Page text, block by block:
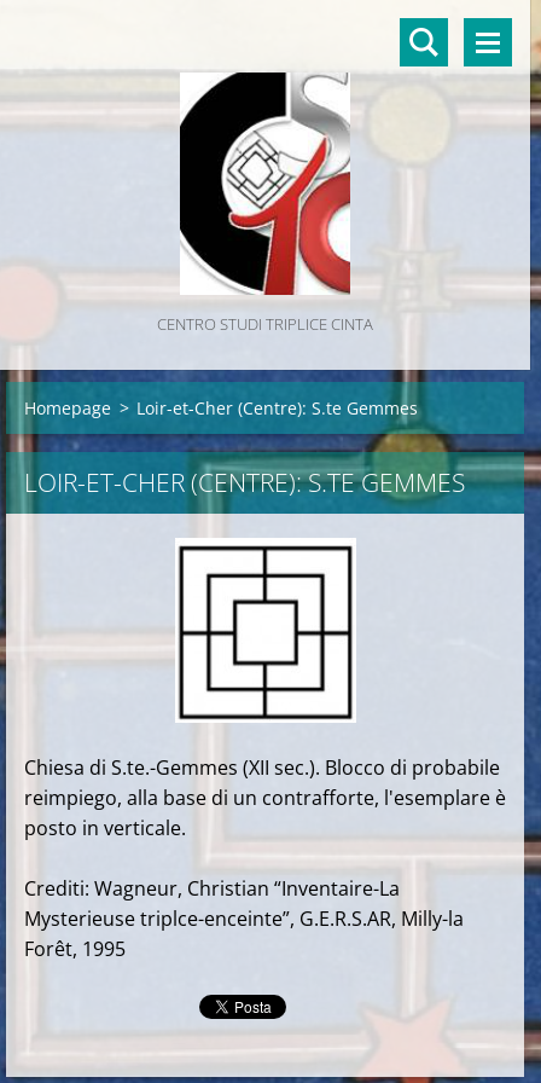
CENTRO STUDI TRIPLICE CINTA
Homepage > Loir-et-Cher (Centre): S.te Gemmes
LOIR-ET-CHER (CENTRE): S.TE GEMMES
Chiesa di S.te.-Gemmes (XII sec.). Blocco di probabile
reimpiego, alla base di un contrafforte, l'esemplare è
posto in verticale.
Crediti: Wagneur, Christian “Inventaire-La
Mysterieuse triplce-enceinte”, G.E.R.S.AR, Milly-la
Forêt, 1995